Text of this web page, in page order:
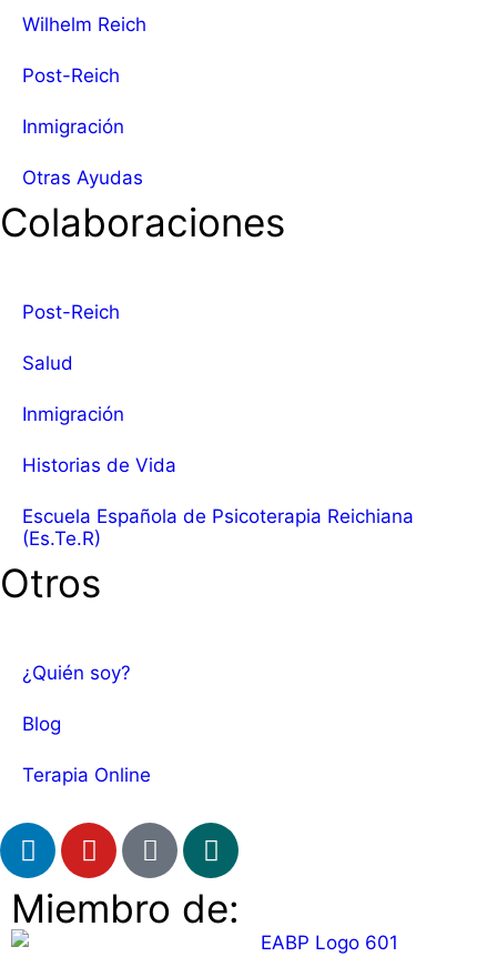
Wilhelm Reich
Post-Reich
Inmigración
Otras Ayudas
Colaboraciones
Post-Reich
Salud
Inmigración
Historias de Vida
Escuela Española de Psicoterapia Reichiana
(Es.Te.R)
Otros
¿Quién soy?
Blog
Terapia Online
Miembro de: